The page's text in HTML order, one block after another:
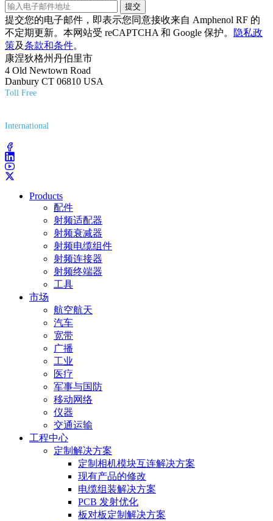
提交
提交您的电子邮件，即表示您同意接收来自 Amphenol RF 的
不定期更新。本网站受 reCAPTCHA 和 Google 保护。
隐私政
策及条款和条件。
康涅狄格州丹伯里市
4 Old Newtown Road
Danbury CT 06810 USA
Toll Free
International
Products
配件
射频适配器
射频衰减器
射频电缆组件
射频连接器
射频终端器
工具
市场
航空航天
汽车
宽带
广播
工业
医疗
军事与国防
移动网络
仪器
交通运输
工程中心
定制解决方案
定制相机模块互连解决方案
现有产品的修改
电缆组装解决方案
PCB 发射优化
板对板定制解决方案